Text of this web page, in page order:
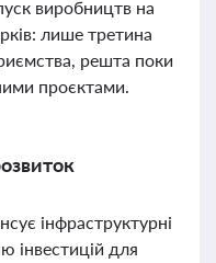
виробництв на
лише третина
решта поки
проєктами.
інфраструктурні
інвестицій для